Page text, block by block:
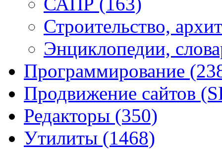
Строительство,
Энциклопедии,
Программирование
Продвижение сайтов
Редакторы (350)
Утилиты (1468)